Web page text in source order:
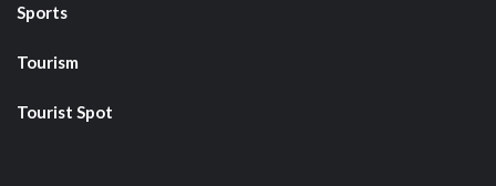
Sports
Tourism
Tourist Spot